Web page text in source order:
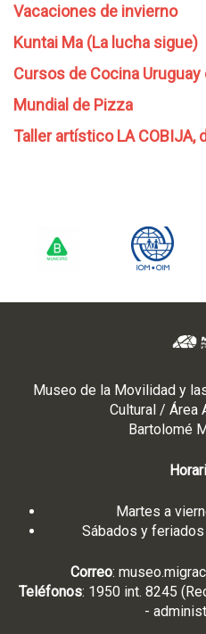
Vacaciones de invierno
Kuntai Ma (La lucha sigue)
Cursos de Cocina Uruguay
Mundial de Pizza
Taller artístico LA COBIJA,
Museo de la Movilidad y
Cultural / Área
Bartolomé
Martes a
Sábados y
Correo:
Teléfonos: 1950 int. 8245
-